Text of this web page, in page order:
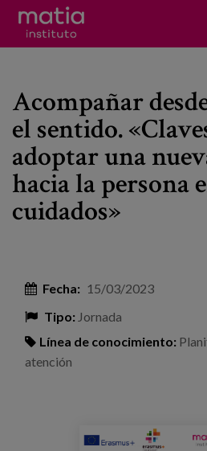
Investigación
Publicaciones
Participación en foros
Consultoría
Blog
Trabaja con nosotros
Acompañar
el sentido.
adoptar una
hacia la persona
cuidados»
Fecha: 15/03/2023
Tipo: Jornada
Línea de conocimiento:
atención